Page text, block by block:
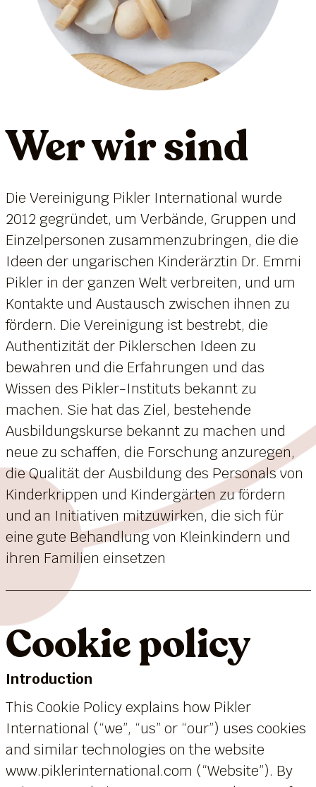
Wer wir sind
Die Vereinigung Pikler International wurde
2012 gegründet, um Verbände, Gruppen und
Einzelpersonen zusammenzubringen, die die
Ideen der ungarischen Kinderärztin Dr. Emmi
Pikler in der ganzen Welt verbreiten, und um
Kontakte und Austausch zwischen ihnen zu
fördern. Die Vereinigung ist bestrebt, die
Authentizität der Piklerschen Ideen zu
bewahren und die Erfahrungen und das
Wissen des Pikler-Instituts bekannt zu
machen. Sie hat das Ziel, bestehende
Ausbildungskurse bekannt zu machen und
neue zu schaffen, die Forschung anzuregen,
die Qualität der Ausbildung des Personals von
Kinderkrippen und Kindergärten zu fördern
und an Initiativen mitzuwirken, die sich für
eine gute Behandlung von Kleinkindern und
ihren Familien einsetzen
Cookie policy
Introduction
This Cookie Policy explains how Pikler
International (“we”, “us” or “our”) uses cookies
and similar technologies on the website
www.piklerinternational.com (“Website”). By